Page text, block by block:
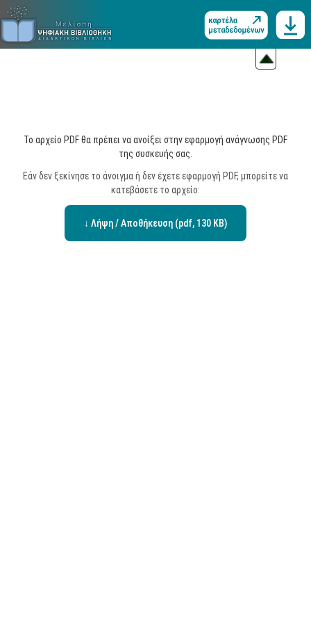
Το αρχείο PDF θα πρέπει να ανοίξει στην εφαρμογή ανάγνωσης PDF
της συσκευής σας.
Εάν δεν ξεκίνησε το άνοιγμα ή δεν έχετε εφαρμογή PDF, μπορείτε να
κατεβάσετε το αρχείο:
↓ Λήψη / Αποθήκευση (pdf, 130 KB)